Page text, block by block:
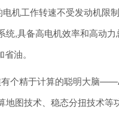
机工作转速不受发动机限
统,具备高电机效率和高动
油。
个精于计算的聪明大脑
地图技术、稳态分扭技术